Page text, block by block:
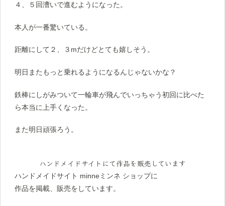
４、５回漕いで進むようになった。
本人が一番驚いている。
距離にして２、３mだけどとても嬉しそう。
明日またもっと乗れるようになるんじゃないかな？
鉄棒にしがみついて一輪車が飛んでいっちゃう初回に比べた
ら本当に上手くなった。
また明日頑張ろう。
ハンドメイドサイトにて作品を販売しています
ハンドメイドサイト minneミンネ ショップに
作品を掲載、販売をしています。